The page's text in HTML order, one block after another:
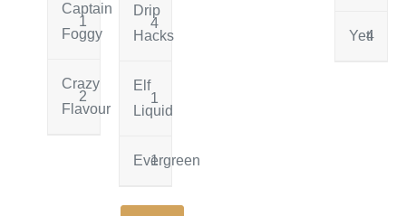
Captain
Foggy
1
Crazy
Flavour
2
Drip
Hacks
4
Elf
Liquid
1
Evergreen
1
Yeti
4